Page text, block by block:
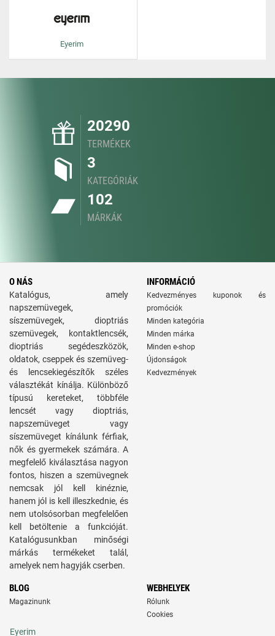
Eyerim
20290
TERMÉKEK
3
KATEGÓRIÁK
102
MÁRKÁK
O NÁS
Katalógus, amely
napszemüvegek,
síszemüvegek, dioptriás
szemüvegek, kontaktlencsék,
dioptriás segédeszközök,
oldatok, cseppek és szemüveg-
és lencsekiegészítők széles
választékát kínálja. Különböző
típusú kereteket, többféle
lencsét vagy dioptriás,
napszemüveget vagy
síszemüveget kínálunk férfiak,
nők és gyermekek számára. A
megfelelő kiválasztása nagyon
fontos, hiszen a szemüvegnek
nemcsak jól kell kinéznie,
hanem jól is kell illeszkednie, és
nem utolsósorban megfelelően
kell betöltenie a funkcióját.
Katalógusunkban minőségi
márkás termékeket talál,
amelyek nem hagyják cserben.
INFORMÁCIÓ
Kedvezményes kuponok és
promóciók
Minden kategória
Minden márka
Minden e-shop
Újdonságok
Kedvezmények
BLOG
Magazinunk
WEBHELYEK
Rólunk
Cookies
Eyerim